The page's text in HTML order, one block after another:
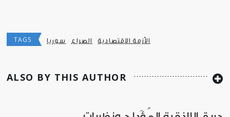
TAGS سوريا الصراع الأزمة الاقتصادية
ALSO BY THIS AUTHOR